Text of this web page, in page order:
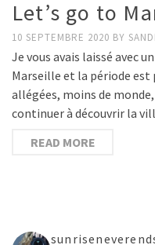
Let’s go to
10 SEPTEMBRE 2020 BY
Je vous avais laissé avec
Marseille et la période est
allégées, moins de
continuer à découvrir la
READ MORE